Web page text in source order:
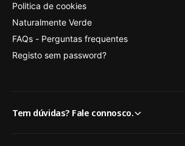
Politica de cookies
Naturalmente Verde
FAQs - Perguntas frequentes
Registo sem password?
Tem dúvidas? Fale connosco.